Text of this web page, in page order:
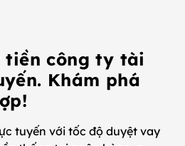
tiền công ty tài
Khám phá
tuyến với tốc độ duyệt vay